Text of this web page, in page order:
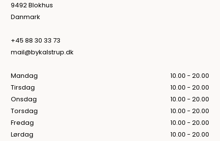
9492 Blokhus
Danmark
+45 88 30 33 73
mail@bykalstrup.dk
Mandag
10.00 - 20.00
Tirsdag
10.00 - 20.00
Onsdag
10.00 - 20.00
Torsdag
10.00 - 20.00
Fredag
10.00 - 20.00
Lørdag
10.00 - 20.00